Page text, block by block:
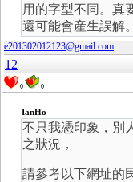
用的字型不同。真
還可能會産生誤解。
e201302012123@gmail.com
12
0 0
IanHo
不只我憑印象，別
之狀況，
請參考以下網址的